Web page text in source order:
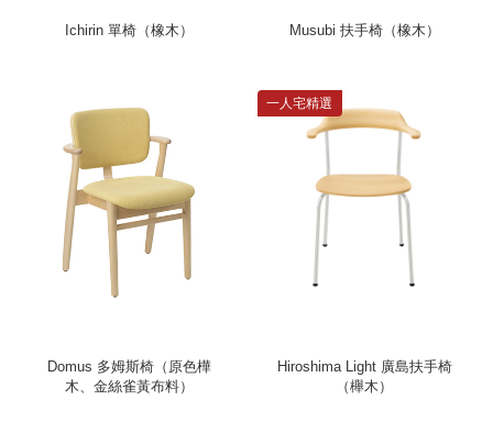
Ichirin 單椅（橡木） Musubi 扶手椅（橡木）
Domus 多姆斯椅（原色樺
木、金絲雀黃布料）
一人宅精選
Hiroshima Light 廣島扶手椅
（櫸木）